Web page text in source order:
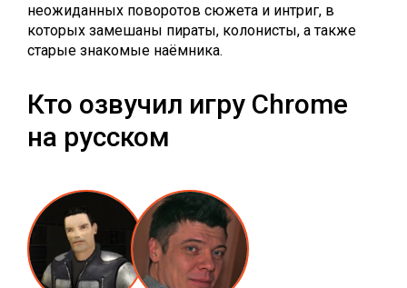
неожиданных поворотов сюжета и интриг, в
которых замешаны пираты, колонисты, а также
старые знакомые наёмника.
Кто озвучил игру Chrome
на русском